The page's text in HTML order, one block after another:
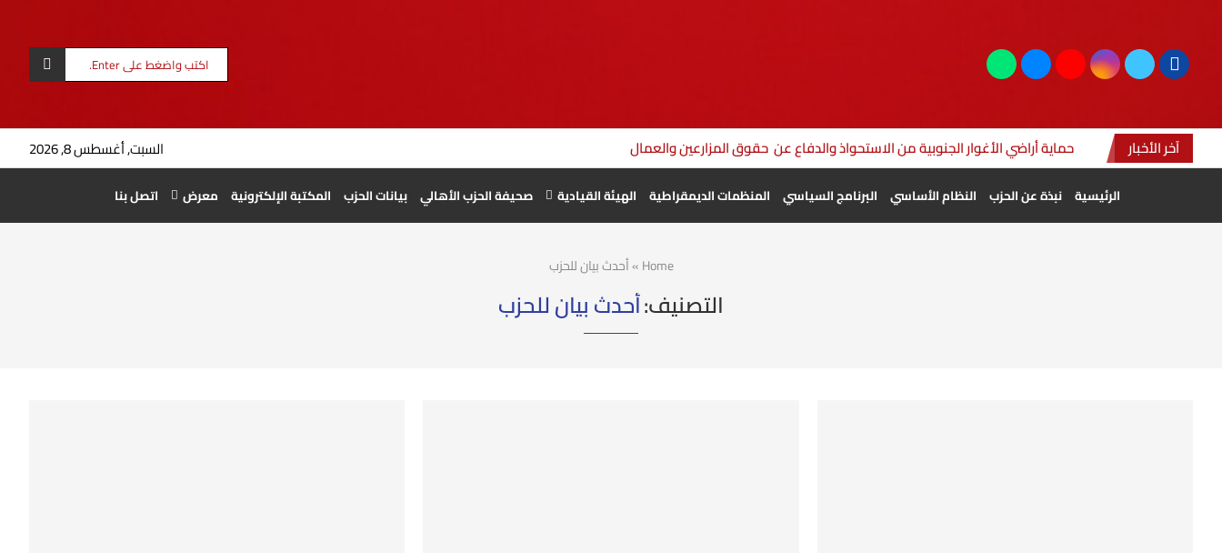
آخر الأخبار حماية أراضي الأغوار الجنوبية من الاستحواذ والدفاع عن حقوق المزارعين والعمال الزراعيين أولوية وطنية السبت, أغسطس 8, 2026
الرئيسية نبذة عن الحزب النظام الأساسي البرنامج السياسي المنظمات الديمقراطية الهيئة القيادية صحيفة الحزب الأهالي بيانات الحزب المكتبة الإلكترونية معرض اتصل بنا
Home
»أحدث بيان للحزب
التصنيف:أحدث بيان للحزب